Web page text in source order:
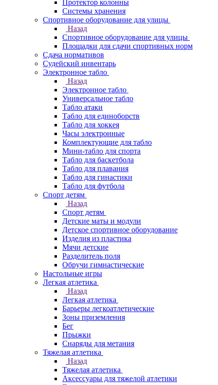
Протектор колонны
Системы хранения
Спортивное оборудование для улицы
Назад
Спортивное оборудование для улицы
Площадки для сдачи спортивных норм
Сдача нормативов
Судейский инвентарь
Электронное табло
Назад
Электронное табло
Универсальное табло
Табло атаки
Табло для единоборств
Табло для хоккея
Часы электронные
Комплектующие для табло
Мини-табло для спорта
Табло для баскетбола
Табло для плавания
Табло для гинастики
Табло для футбола
Спорт детям
Назад
Спорт детям
Детские маты и модули
Детское спортивное оборудование
Изделия из пластика
Мячи детские
Разделитель поля
Обручи гимнастические
Настольные игры
Легкая атлетика
Назад
Легкая атлетика
Барьеры легкоатлетические
Зоны приземления
Бег
Прыжки
Снаряды для метания
Тяжелая атлетика
Назад
Тяжелая атлетика
Аксессуары для тяжелой атлетики